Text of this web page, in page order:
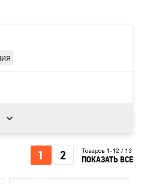
1 2 Товаров 1-12 / 13
ПОКАЗАТЬ ВСЕ